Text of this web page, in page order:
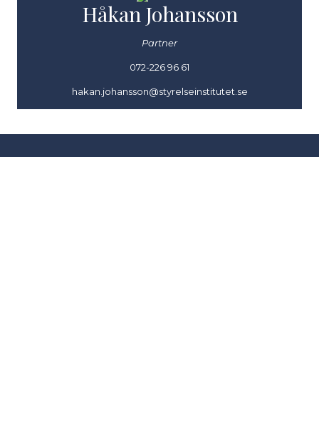
Håkan Johansson
Partner
072-226 96 61
hakan.johansson@styrelseinstitutet.se